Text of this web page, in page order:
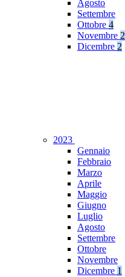
Agosto
Settembre
Ottobre 4
Novembre 2
Dicembre 2
2023
Gennaio
Febbraio
Marzo
Aprile
Maggio
Giugno
Luglio
Agosto
Settembre
Ottobre
Novembre
Dicembre 1